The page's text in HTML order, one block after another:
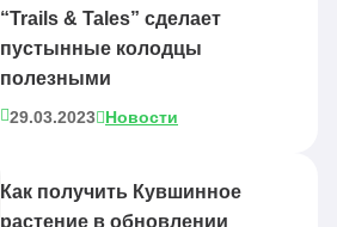
“Trails & Tales” сделает
пустынные колодцы
полезными
29.03.2023 Новости
Как получить Кувшинное
растение в обновлении